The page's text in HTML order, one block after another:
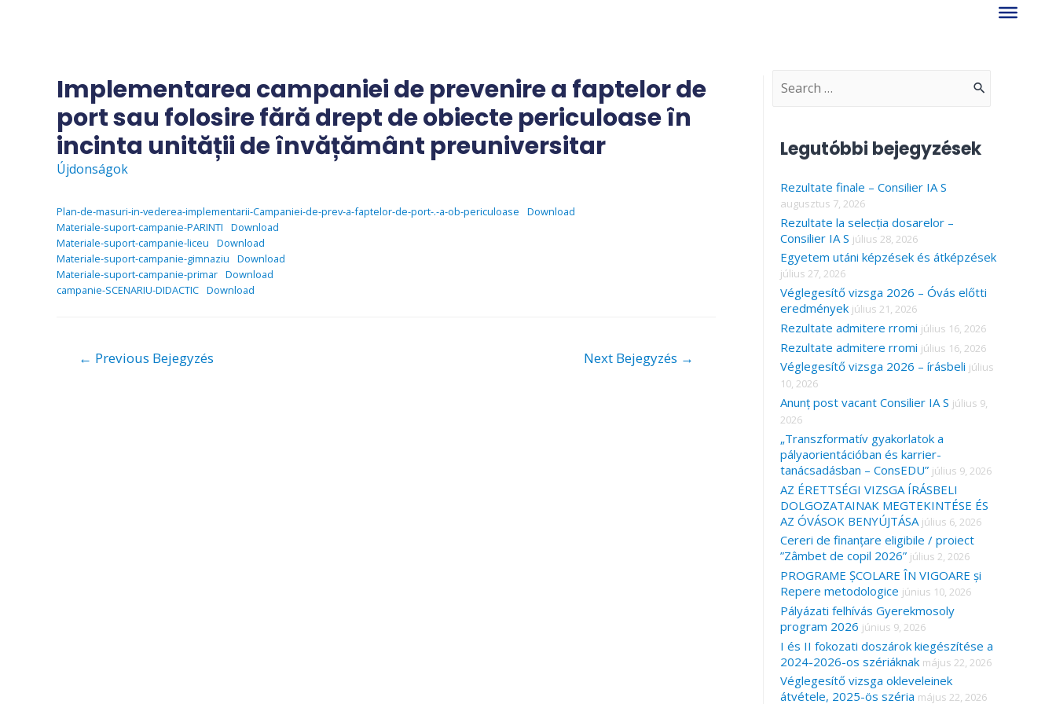
Implementarea campaniei de prevenire a faptelor de
port sau folosire fără drept de obiecte periculoase în
incinta unității de învățământ preuniversitar
Újdonságok
Plan-de-masuri-in-vederea-implementarii-Campaniei-de-prev-a-faptelor-de-port-.-a-ob-periculoase
Download
Materiale-suport-campanie-PARINTI
Download
Materiale-suport-campanie-liceu
Download
Materiale-suport-campanie-gimnaziu
Download
Materiale-suport-campanie-primar Download
campanie-SCENARIU-DIDACTIC Download
Bejegyzés
← Previous Bejegyzés Next Bejegyzés →
S
c
h
f
o
r
:
Legutóbbi bejegyzések
Rezultate finale – Consilier IA S
augusztus 7, 2026
Rezultate la selecția dosarelor –
Consilier IA S július 28, 2026
Egyetem utáni képzések és átképzések
július 27, 2026
Véglegesítő vizsga 2026 – Óvás előtti
eredmények július 21, 2026
Rezultate admitere rromi július 16, 2026
Rezultate admitere rromi július 16, 2026
Véglegesítő vizsga 2026 – írásbeli július
10, 2026
Anunț post vacant Consilier IA S július 9,
2026
„Transzformatív gyakorlatok a
pályaorientációban és karrier-
tanácsadásban – ConsEDU” július 9, 2026
AZ ÉRETTSÉGI VIZSGA ÍRÁSBELI
DOLGOZATAINAK MEGTEKINTÉSE ÉS
AZ ÓVÁSOK BENYÚJTÁSA július 6, 2026
Cereri de finanțare eligibile / proiect
”Zâmbet de copil 2026” július 2, 2026
PROGRAME ȘCOLARE ÎN VIGOARE și
Repere metodologice június 10, 2026
Pályázati felhívás Gyerekmosoly
program 2026 június 9, 2026
I és II fokozati doszárok kiegészítése a
2024-2026-os szériáknak május 22, 2026
Véglegesítő vizsga okleveleinek
átvétele, 2025-ös széria május 22, 2026